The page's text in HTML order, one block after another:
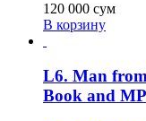
120 000 сум
В корзину
L6. Man
Book and